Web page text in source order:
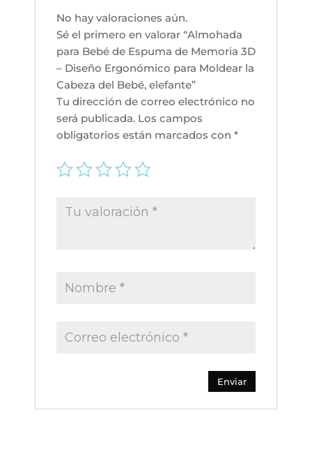
Cabeza
del
Bebé,
elefante
cantidad
No hay valoraciones aún.
Sé el primero en valorar “Almohada
para Bebé de Espuma de Memoria 3D
– Diseño Ergonómico para Moldear la
Cabeza del Bebé, elefante”
Tu dirección de correo electrónico no
será publicada. Los campos
obligatorios están marcados con *